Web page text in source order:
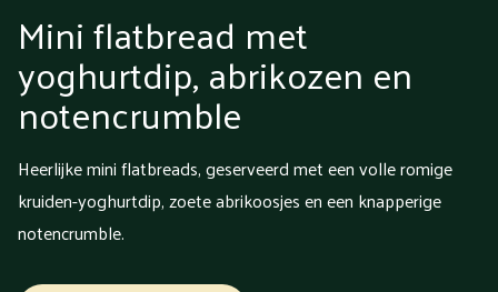
Mini flatbread met
yoghurtdip, abrikozen en
notencrumble
Heerlijke mini flatbreads, geserveerd met een volle romige
kruiden-yoghurtdip, zoete abrikoosjes en een knapperige
notencrumble.